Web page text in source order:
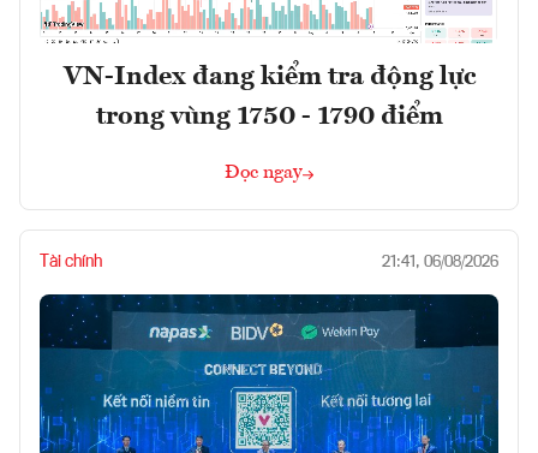
VN-Index đang kiểm tra động lực
trong vùng 1750 - 1790 điểm
Đọc ngay
Tài chính 21:41, 06/08/2026